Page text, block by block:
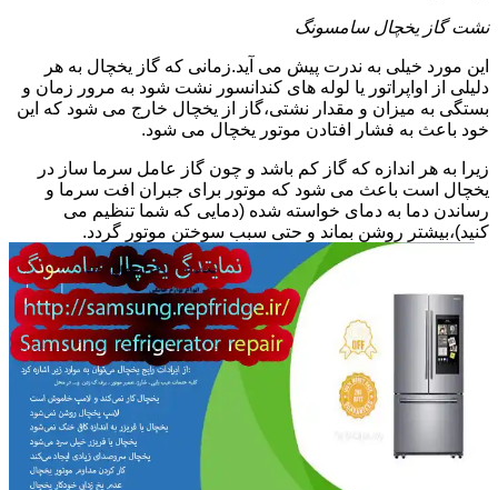
نشت گاز یخچال سامسونگ
این مورد خیلی به ندرت پیش می آید.زمانی که گاز یخچال به هر
دلیلی از اواپراتور یا لوله های کندانسور نشت شود به مرور زمان و
بستگی به میزان و مقدار نشتی،گاز از یخچال خارج می شود که این
خود باعث به فشار افتادن موتور یخچال می شود.
زیرا به هر اندازه که گاز کم باشد و چون گاز عامل سرما ساز در
یخچال است باعث می شود که موتور برای جبران افت سرما و
رساندن دما به دمای خواسته شده (دمایی که شما تنظیم می
کنید)،بیشتر روشن بماند و حتی سبب سوختن موتور گردد.